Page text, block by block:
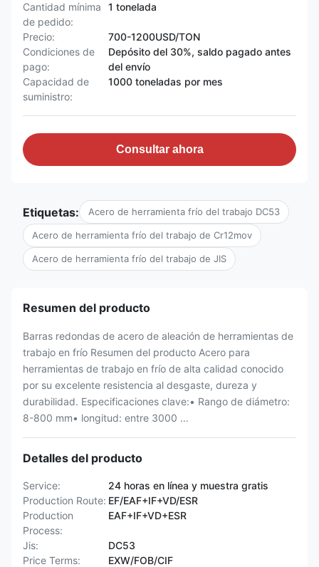
Cantidad mínima
de pedido:
1 tonelada
Precio:
700-1200USD/TON
Condiciones de
pago:
Depósito del 30%, saldo pagado antes
del envío
Capacidad de
suministro:
1000 toneladas por mes
Consultar ahora
Etiquetas: Acero de herramienta frío del trabajo DC53
Acero de herramienta frío del trabajo de Cr12mov
Acero de herramienta frío del trabajo de JIS
Resumen del producto
Barras redondas de acero de aleación de herramientas de
trabajo en frío Resumen del producto Acero para
herramientas de trabajo en frío de alta calidad conocido
por su excelente resistencia al desgaste, dureza y
durabilidad. Especificaciones clave:• Rango de diámetro:
8-800 mm• longitud: entre 3000 ...
Detalles del producto
Service:
24 horas en línea y muestra gratis
Production Route: EF/EAF+IF+VD/ESR
Production
Process:
EAF+IF+VD+ESR
Jis:
DC53
Price Terms:
EXW/FOB/CIF